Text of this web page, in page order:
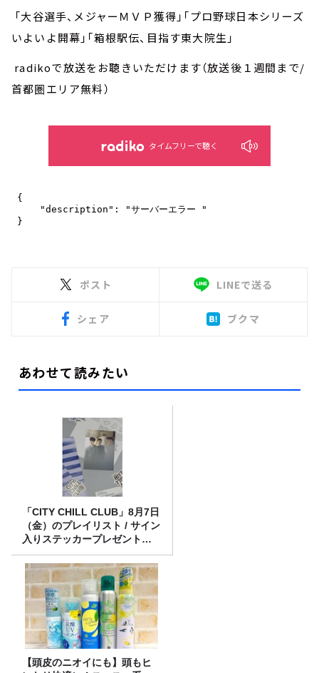
「大谷選手、メジャーＭＶＰ獲得」「プロ野球日本シリーズ
いよいよ開幕」「箱根駅伝、目指す東大院生」
radikoで放送をお聴きいただけます（放送後１週間まで/
首都圏エリア無料）
タイムフリーで聴く
ポスト LINEで送る
シェア ブクマ
あわせて読みたい
「CITY CHILL CLUB」8月7日
（金）のプレイリスト / サイン
入りステッカープレゼント有
り
【頭皮のニオイにも】頭もヒ